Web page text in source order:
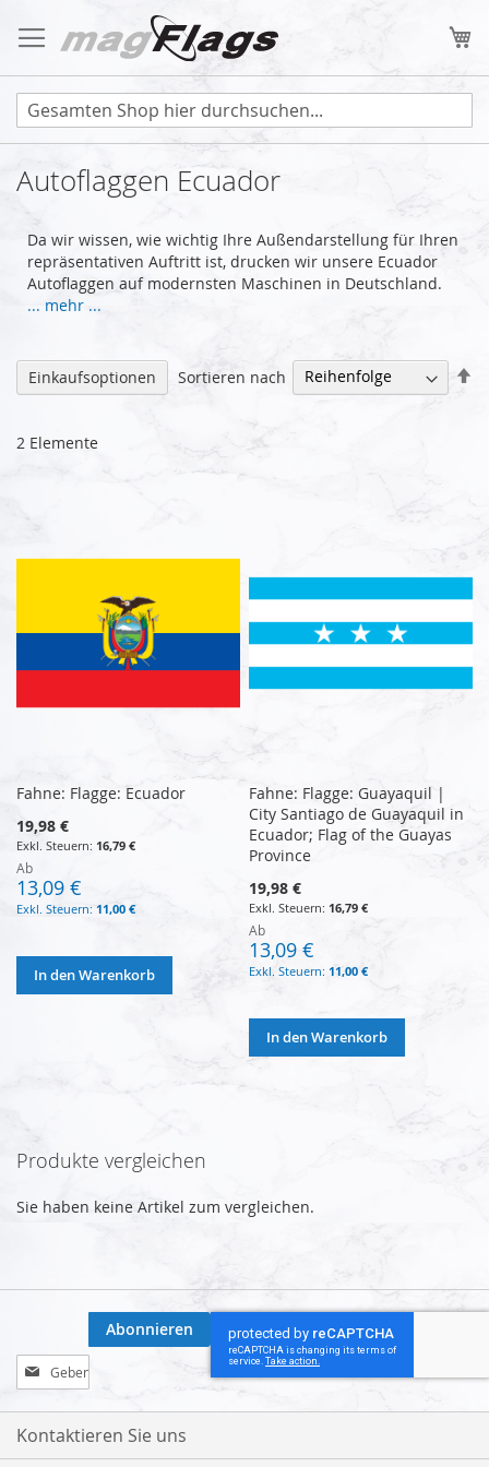
Inhalt
springen
Autoflaggen Ecuador
Da wir wissen, wie wichtig Ihre Außendarstellung für Ihren
repräsentativen Auftritt ist, drucken wir unsere Ecuador
Autoflaggen auf modernsten Maschinen in Deutschland.
... mehr ...
2 Elemente
Sortieren nach
Fahne: Flagge: Ecuador
19,98 €
16,79 €
Ab
13,09 €
11,00 €
In den Warenkorb
Fahne: Flagge: Guayaquil |
City Santiago de Guayaquil in
Ecuador; Flag of the Guayas
Province
19,98 €
16,79 €
Ab
13,09 €
11,00 €
In den Warenkorb
Einkaufsoptionen
Produkte vergleichen
Sie haben keine Artikel zum vergleichen.
Melden
Sie
sich
für
Abonnieren
Kontaktieren Sie uns